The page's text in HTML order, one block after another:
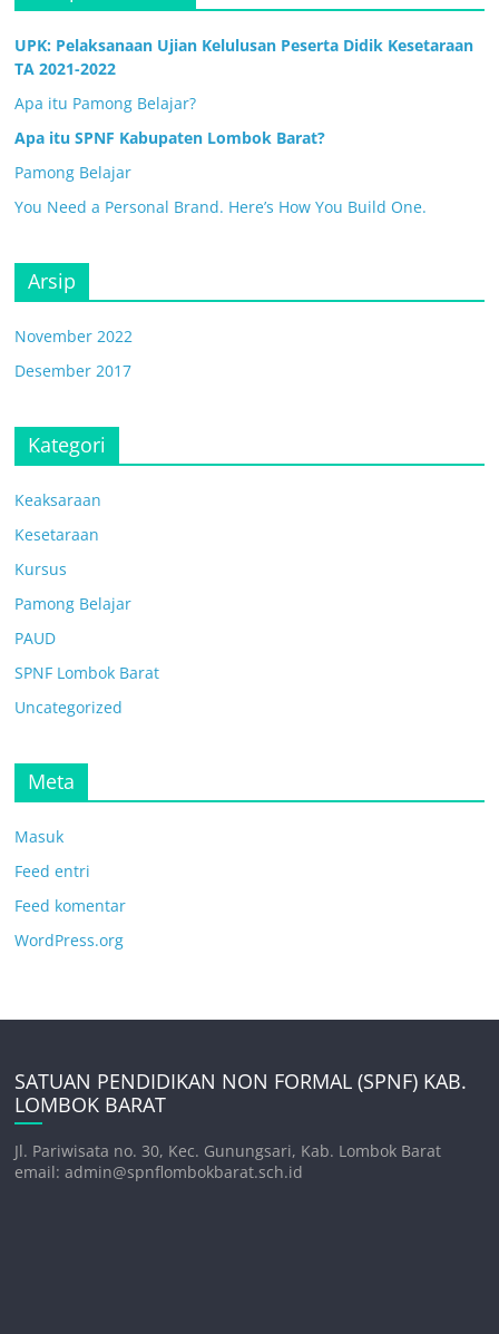
UPK: Pelaksanaan Ujian Kelulusan Peserta Didik Kesetaraan
TA 2021-2022
Apa itu Pamong Belajar?
Apa itu SPNF Kabupaten Lombok Barat?
Pamong Belajar
You Need a Personal Brand. Here’s How You Build One.
Arsip
November 2022
Desember 2017
Kategori
Keaksaraan
Kesetaraan
Kursus
Pamong Belajar
PAUD
SPNF Lombok Barat
Uncategorized
Meta
Masuk
Feed entri
Feed komentar
WordPress.org
SATUAN PENDIDIKAN NON FORMAL (SPNF) KAB.
LOMBOK BARAT
Jl. Pariwisata no. 30, Kec. Gunungsari, Kab. Lombok Barat
email: admin@spnflombokbarat.sch.id